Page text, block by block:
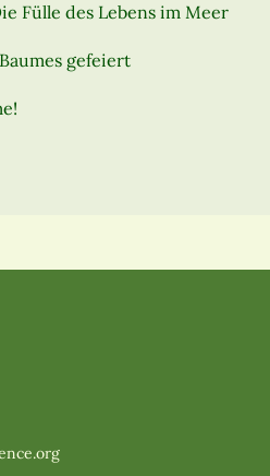
Fülle des Lebens im Meer
gefeiert